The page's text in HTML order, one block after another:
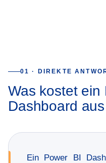
01 · DIREKTE
Was kostet ein
Dashboard
Ein Power BI